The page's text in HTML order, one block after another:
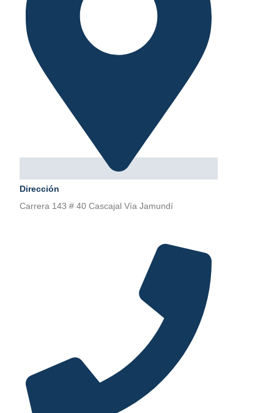
Dirección
Carrera 143 # 40 Cascajal Vía Jamundí